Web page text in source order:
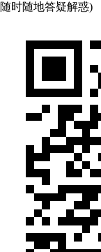
随时随地答疑解惑)